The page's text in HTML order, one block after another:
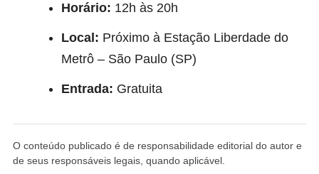
Horário: 12h às 20h
Local: Próximo à Estação Liberdade do
Metrô – São Paulo (SP)
Entrada: Gratuita
O conteúdo publicado é de responsabilidade editorial do autor e
de seus responsáveis legais, quando aplicável.